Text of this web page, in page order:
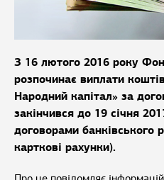
З 16 лютого 2016 року
розпочинає виплати
Народний капітал» за
закінчився до 19 січня
договорами банківського
карткові рахунки).